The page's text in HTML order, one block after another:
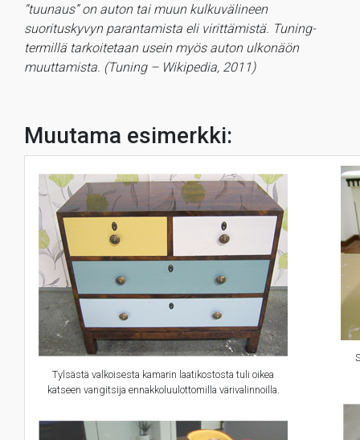
“tuunaus” on auton tai muun kulkuvälineen
suorituskyvyn parantamista eli virittämistä. Tuning-
termillä tarkoitetaan usein myös auton ulkonäön
muuttamista. (Tuning – Wikipedia, 2011)
Muutama esimerkki:
Tylsästä valkoisesta kamarin laatikostosta tuli oikea
katseen vangitsija ennakkoluulottomilla värivalinnoilla.